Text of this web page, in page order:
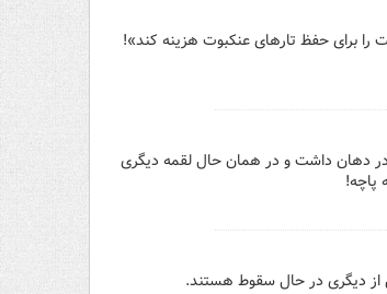
را برای حفظ تارهای عنکبوت هزینه کند»!
در دهان داشت و در همان حال لقمه دیگری
پاچه!
از دیگری در حال سقوط هستند.